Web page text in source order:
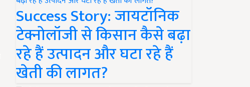
Success Story: जायटॉनिक
टेक्नोलॉजी से किसान कैसे बढ़ा
रहे हैं उत्पादन और घटा रहे हैं
खेती की लागत?